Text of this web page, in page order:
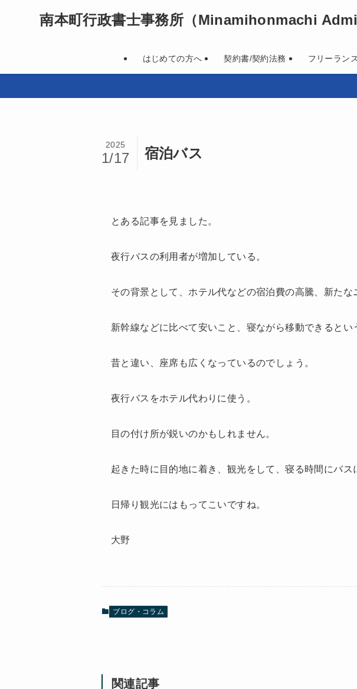
南本町行政書士事務所 （Minamihonmachi
はじめての方へ 契約書/契約法務 フリーラン
宿泊バス
2025
1/17
とある記事を見ました。
夜行バスの利用者が増加している。
その背景として、ホテル代などの宿泊費の高騰、新たな
新幹線などに比べて安いこと、寝ながら移動できると
昔と違い、座席も広くなっているのでしょう。
夜行バスをホテル代わりに使う。
目の付け所が鋭いのかもしれません。
起きた時に目的地に着き、観光をして、寝る時間にバス
日帰り観光にはもってこいですね。
大野
ブログ・コラム
関連記事